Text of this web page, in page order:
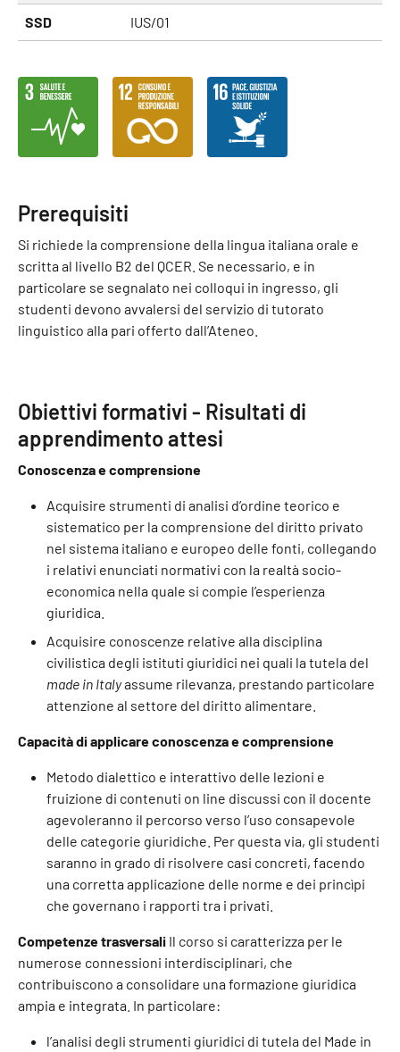
SSD IUS/01
Prerequisiti
Si richiede la comprensione della lingua italiana orale e
scritta al livello B2 del QCER. Se necessario, e in
particolare se segnalato nei colloqui in ingresso, gli
studenti devono avvalersi del servizio di tutorato
linguistico alla pari offerto dall’Ateneo.
Obiettivi formativi - Risultati di
apprendimento attesi
Conoscenza e comprensione
Acquisire strumenti di analisi d’ordine teorico e
sistematico per la comprensione del diritto privato
nel sistema italiano e europeo delle fonti, collegando
i relativi enunciati normativi con la realtà socio-
economica nella quale si compie l’esperienza
giuridica.
Acquisire conoscenze relative alla disciplina
civilistica degli istituti giuridici nei quali la tutela del
made in Italyassume rilevanza, prestando particolare
attenzione al settore del diritto alimentare.
Capacità di applicare conoscenza e comprensione
Metodo dialettico e interattivo delle lezioni e
fruizione di contenuti on line discussi con il docente
agevoleranno il percorso verso l’uso consapevole
delle categorie giuridiche. Per questa via, gli studenti
saranno in grado di risolvere casi concreti, facendo
una corretta applicazione delle norme e dei princìpi
che governano i rapporti tra i privati.
Competenze trasversali Il corso si caratterizza per le
numerose connessioni interdisciplinari, che
contribuiscono a consolidare una formazione giuridica
ampia e integrata. In particolare:
l’analisi degli strumenti giuridici di tutela del Made in